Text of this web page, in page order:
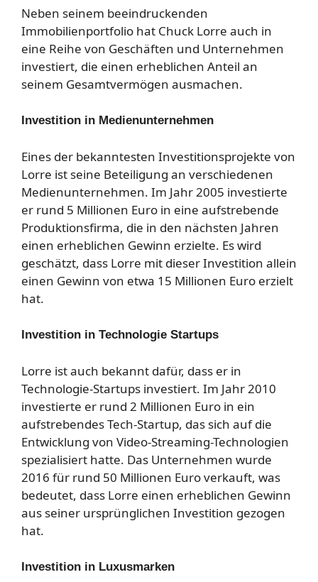
Neben seinem beeindruckenden
Immobilienportfolio hat Chuck Lorre auch in
eine Reihe von Geschäften und Unternehmen
investiert, die einen erheblichen Anteil an
seinem Gesamtvermögen ausmachen.
Investition in Medienunternehmen
Eines der bekanntesten Investitionsprojekte von
Lorre ist seine Beteiligung an verschiedenen
Medienunternehmen. Im Jahr 2005 investierte
er rund 5 Millionen Euro in eine aufstrebende
Produktionsfirma, die in den nächsten Jahren
einen erheblichen Gewinn erzielte. Es wird
geschätzt, dass Lorre mit dieser Investition allein
einen Gewinn von etwa 15 Millionen Euro erzielt
hat.
Investition in Technologie Startups
Lorre ist auch bekannt dafür, dass er in
Technologie-Startups investiert. Im Jahr 2010
investierte er rund 2 Millionen Euro in ein
aufstrebendes Tech-Startup, das sich auf die
Entwicklung von Video-Streaming-Technologien
spezialisiert hatte. Das Unternehmen wurde
2016 für rund 50 Millionen Euro verkauft, was
bedeutet, dass Lorre einen erheblichen Gewinn
aus seiner ursprünglichen Investition gezogen
hat.
Investition in Luxusmarken